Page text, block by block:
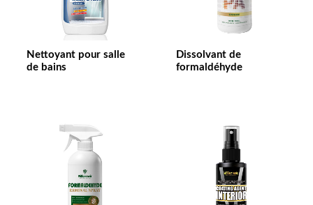
Nettoyant pour salle
de bains
Dissolvant de
formaldéhyde